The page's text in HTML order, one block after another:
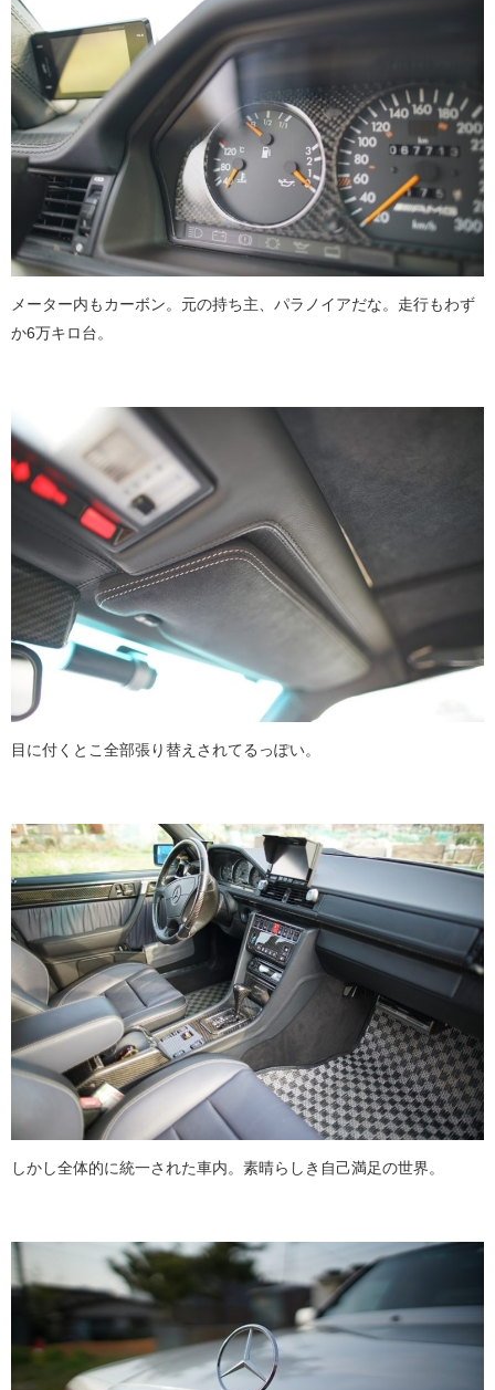
メーター内もカーボン。元の持ち主、パラノイアだな。走行もわず
か6万キロ台。
目に付くとこ全部張り替えされてるっぽい。
しかし全体的に統一された車内。素晴らしき自己満足の世界。